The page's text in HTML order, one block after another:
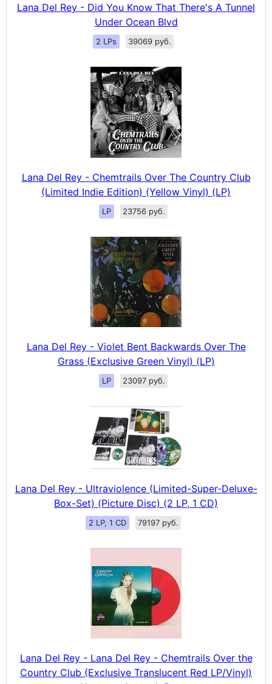
Lana Del Rey - Did You Know That There's A Tunnel
Under Ocean Blvd
2 LPs 39069 руб.
Lana Del Rey - Chemtrails Over The Country Club
(Limited Indie Edition) (Yellow Vinyl) (LP)
LP 23756 руб.
Lana Del Rey - Violet Bent Backwards Over The
Grass (Exclusive Green Vinyl) (LP)
LP 23097 руб.
Lana Del Rey - Ultraviolence (Limited-Super-Deluxe-
Box-Set) (Picture Disc) (2 LP, 1 CD)
2 LP, 1 CD 79197 руб.
Lana Del Rey - Lana Del Rey - Chemtrails Over the
Country Club (Exclusive Translucent Red LP/Vinyl)